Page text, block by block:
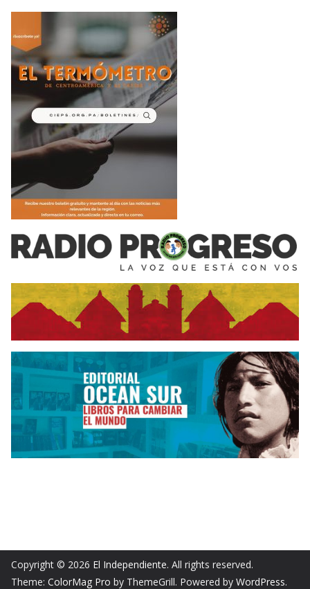
Copyright © 2026 El Independiente. All rights reserved.
Theme: ColorMag Pro by ThemeGrill. Powered by WordPress.